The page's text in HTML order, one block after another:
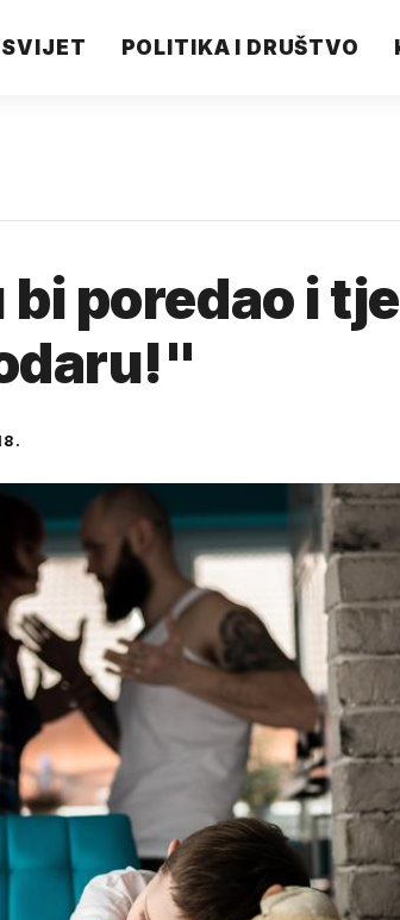
SVIJET POLITIKA I DRUŠTVO
poredao i